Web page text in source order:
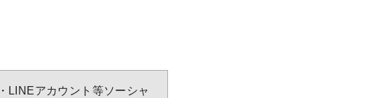
LINEアカウント等ソーシャ